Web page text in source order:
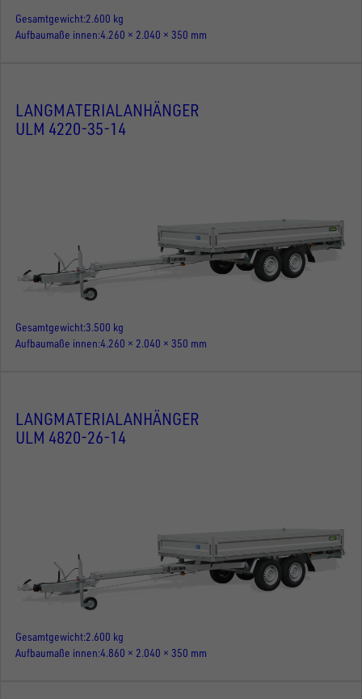
Gesamtgewicht 2.600 kg
Aufbaumaße innen 4.260 × 2.040 × 350 mm
LANGMATERIALANHÄNGER
ULM 4220-35-14
Gesamtgewicht3.500 kg
Aufbaumaße innen 4.260 × 2.040 × 350 mm
LANGMATERIALANHÄNGER
ULM 4820-26-14
Gesamtgewicht 2.600 kg
Aufbaumaße innen 4.860 × 2.040 × 350 mm